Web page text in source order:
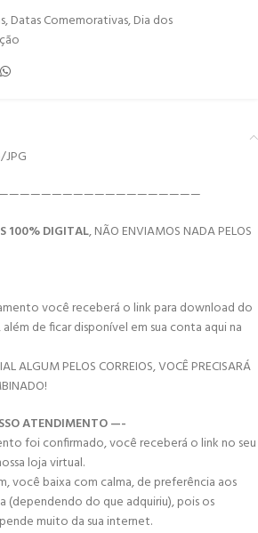
,Datas Comemorativas,Dia dos
100% DIGITAL, NÃO ENVIAMOS NADA PELOS
você receberá o link para download do
de ficar disponível em sua conta aqui na
ALGUM PELOS CORREIOS, VOCÊ PRECISARÁ
ATENDIMENTO —-
foi confirmado, você receberá o link no seu
loja virtual.
você baixa com calma, de preferência aos
(dependendo do que adquiriu), pois os
muito da sua internet.